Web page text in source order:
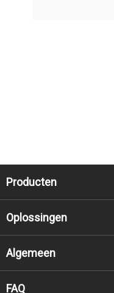
Producten
Oplossingen
Algemeen
FAQ